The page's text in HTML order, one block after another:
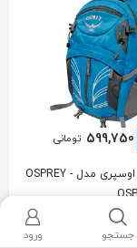
599,750 تومانی
کوله پشتی اوسپری مدل OSPREY -
جستجو ورود